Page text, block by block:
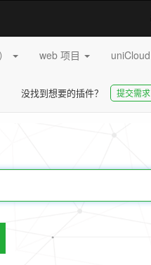
web 项目 uniCloud
没找到想要的插件？ 提交需求